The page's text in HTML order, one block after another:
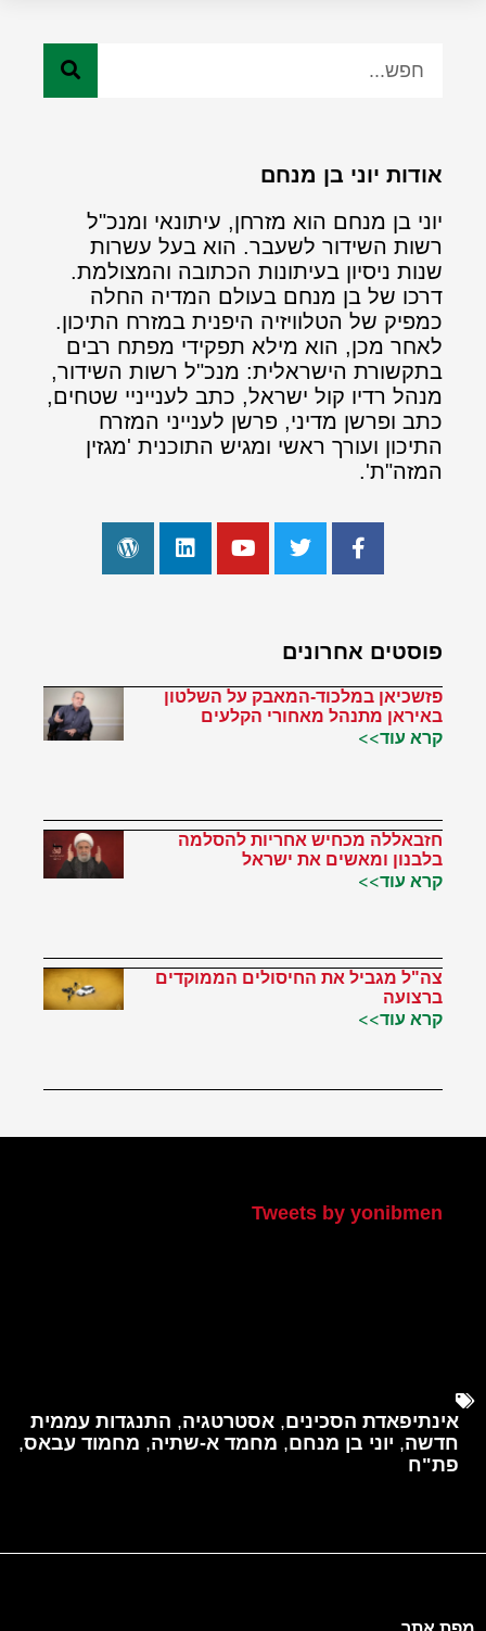
אודות יוני בן מנחם
יוני בן מנחם הוא מזרחן, עיתונאי ומנכ"ל
רשות השידור לשעבר. הוא בעל עשרות
שנות ניסיון בעיתונות הכתובה והמצולמת.
דרכו של בן מנחם בעולם המדיה החלה
כמפיק של הטלוויזיה היפנית במזרח התיכון.
לאחר מכן, הוא מילא תפקידי מפתח רבים
בתקשורת הישראלית: מנכ"ל רשות השידור,
מנהל רדיו קול ישראל, כתב לענייניי שטחים,
כתב ופרשן מדיני, פרשן לענייני המזרח
התיכון ועורך ראשי ומגיש התוכנית 'מגזין
המזה"ת'.
פוסטים אחרונים
פזשכיאן במלכוד-המאבק על השלטון
באיראן מתנהל מאחורי הקלעים
קרא עוד>>
חזבאללה מכחיש אחריות להסלמה
בלבנון ומאשים את ישראל
קרא עוד>>
צה"ל מגביל את החיסולים הממוקדים
ברצועה
קרא עוד>>
Tweets by yonibmen
אינתיפאדת הסכינים, אסטרטגיה, התנגדות עממית
חדשה, יוני בן מנחם, מחמד א-שתיה, מחמוד עבאס,
פת"ח